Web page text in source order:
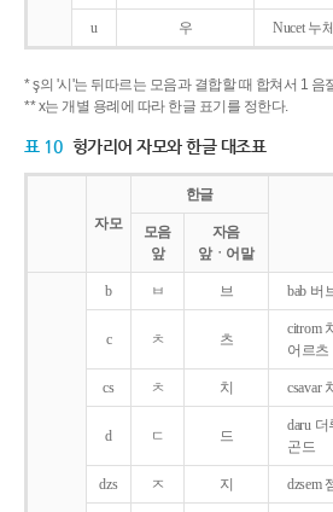
u 우 Nucet 누
* ş의 '시'는 뒤따르는 모음과 결합할 때 합쳐서 1 음
** x는 개별 용례에 따라 한글 표기를 정한다.
표 10 헝가리어 자모와 한글 대조표
자모
한글
모음
앞
자음
앞ㆍ어말
b ㅂ 브 bab 버
c ㅊ 츠
citrom
어르츠
cs ㅊ 치 csavar
d ㄷ 드
daru 더
곤드
dzs ㅈ 지 dzsem